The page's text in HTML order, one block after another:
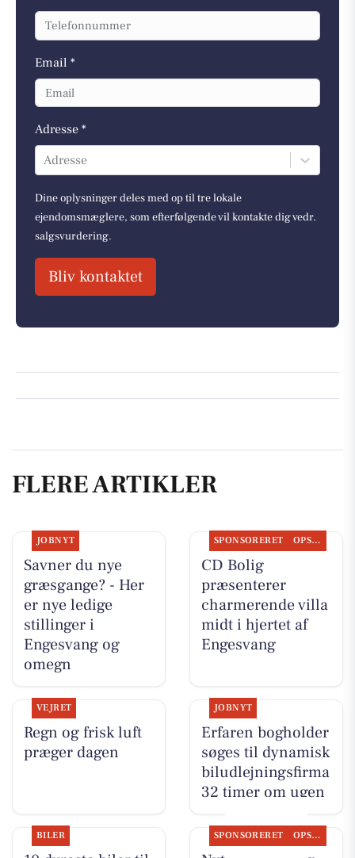
Email *
Adresse *
Adresse
Dine oplysninger deles med op til tre lokale
ejendomsmæglere, som efterfølgende vil kontakte dig vedr.
salgsvurdering.
Bliv kontaktet
FLERE ARTIKLER
JOBNYT
Savner du nye
græsgange? - Her
er nye ledige
stillinger i
Engesvang og
omegn
SPONSORERET OPSLAGSTAVLEN
CD Bolig
præsenterer
charmerende villa
midt i hjertet af
Engesvang
VEJRET
Regn og frisk luft
præger dagen
JOBNYT
Erfaren bogholder
søges til dynamisk
biludlejningsfirma
32 timer om ugen
BILER SPONSORERET OPSLAGSTAVLEN